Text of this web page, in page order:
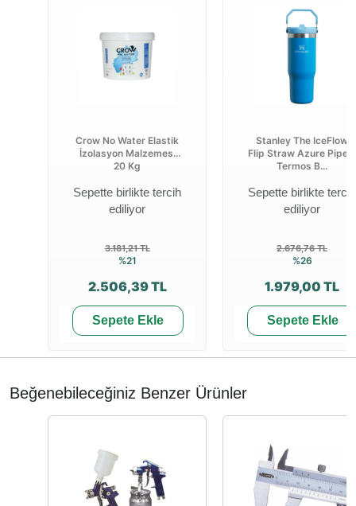
Crow No Water Elastik
İzolasyon Malzemesi
20 Kg
Sepette birlikte tercih
ediliyor
3.181,21 TL
%21
2.506,39 TL
Sepete Ekle
Stanley The IceFlow
Flip Straw Azure Pipetli
Termos B...
Sepette birlikte tercih
ediliyor
2.676,76 TL
%26
1.979,00 TL
Sepete Ekle
Beğenebileceğiniz Benzer Ürünler